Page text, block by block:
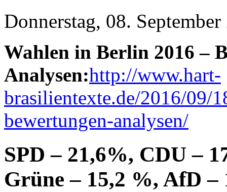
Donnerstag, 08.
Wahlen in Berlin 2016 –
Analysen:http://www.hart-
brasilientexte.de/2016/09/
bewertungen-analysen/
SPD – 21,6%, CDU –
Grüne – 15,2 %, AfD –